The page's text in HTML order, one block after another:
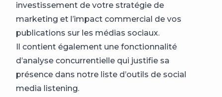
investissement de votre stratégie de
marketing et l’impact commercial de vos
publications sur les médias sociaux.
Il contient également une fonctionnalité
d’analyse concurrentielle qui justifie sa
présence dans notre liste d’outils de social
media listening.